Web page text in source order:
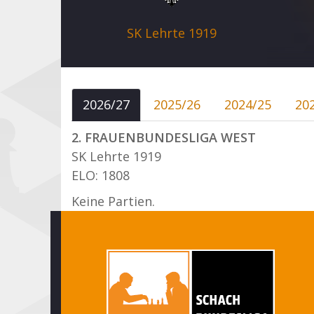
SK Lehrte 1919
2026/27 2025/26 2024/25
2. FRAUENBUNDESLIGA WEST
SK Lehrte 1919
ELO: 1808
Keine Partien.